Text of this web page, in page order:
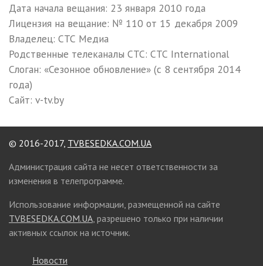
Дата начала вещания: 23 января 2010 года
Лицензия на вещание: № 110 от 15 декабря 2009
Владелец: СТС Медиа
Родственные телеканалы СТС: СТС International
Слоган: «Сезонное обновление» (с 8 сентября 2014
года)
Сайт: v-tv.by
© 2016-2017, TVBESEDKA.COM.UA
Администрация сайта не несет ответственности за
изменения в телепрограмме.
Использование информации, размещенной на сайте
TVBESEDKA.COM.UA, разрешено только при наличии
активных ссылок на источник.
Новости